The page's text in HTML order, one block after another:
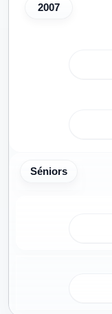
2007
Séniors